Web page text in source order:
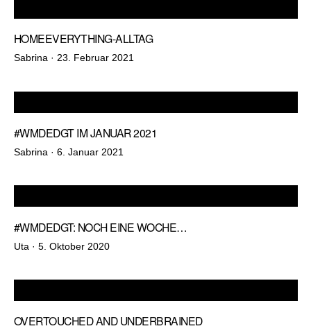
HOMEEVERYTHING-ALLTAG
Sabrina · Veröffentlicht
23. Februar 2021
#WMDEDGT IM JANUAR 2021
Sabrina · Veröffentlicht
6. Januar 2021
#WMDEDGT: NOCH EINE WOCHE…
Uta · Veröffentlicht
5. Oktober 2020
OVERTOUCHED AND UNDERBRAINED